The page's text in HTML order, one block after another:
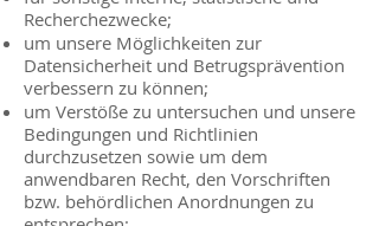
Recherchezwecke;
um unsere Möglichkeiten zur
Datensicherheit und Betrugsprävention
verbessern zu können;
um Verstöße zu untersuchen und unsere
Bedingungen und Richtlinien
durchzusetzen sowie um dem
anwendbaren Recht, den Vorschriften
bzw. behördlichen Anordnungen zu